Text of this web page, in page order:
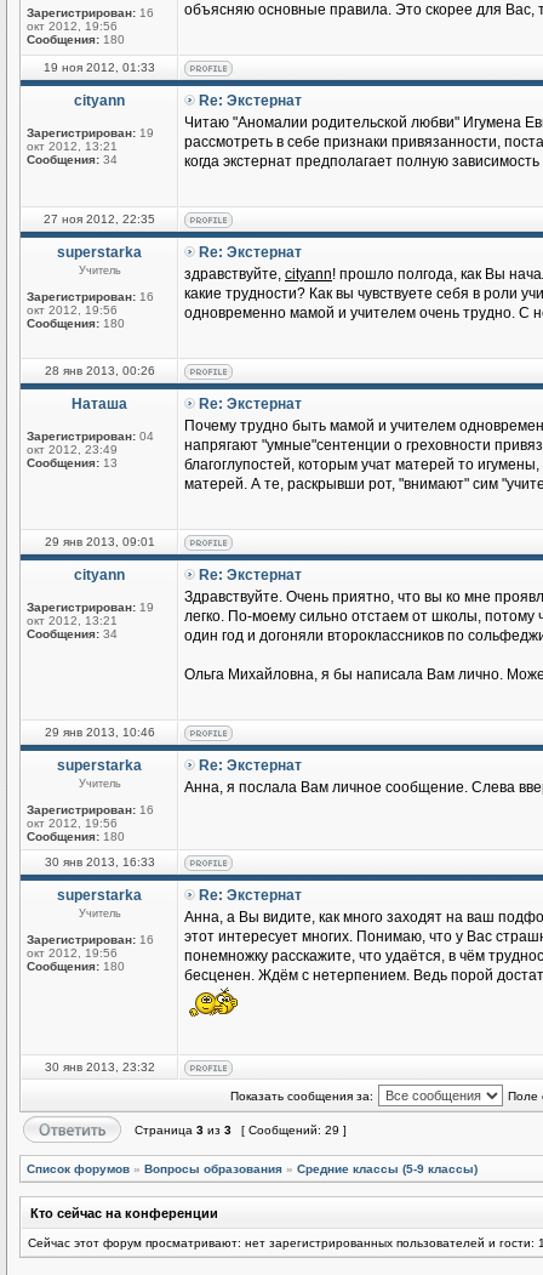
Зарегистрирован: 16
окт 2012, 19:56
Сообщения: 180
объясняю основные правила. Это скорее для Вас,
19 ноя 2012, 01:33
cityann
Зарегистрирован: 19
окт 2012, 13:21
Сообщения: 34
Re: Экстернат
Читаю "Аномалии родительской любви" Игумена
рассмотреть в себе признаки привязанности,
когда экстернат предполагает полную
27 ноя 2012, 22:35
superstarka
Учитель
Зарегистрирован: 16
окт 2012, 19:56
Сообщения: 180
Re: Экстернат
здравствуйте, cityann! прошло полгода, как Вы
какие трудности? Как вы чувствуете себя в роли
одновременно мамой и учителем очень трудно. С
28 янв 2013, 00:26
Наташа
Зарегистрирован: 04
окт 2012, 23:49
Сообщения: 13
Re: Экстернат
Почему трудно быть мамой и учителем
напрягают "умные"сентенции о греховности
благоглупостей, которым учат матерей то
матерей. А те, раскрывши рот, "внимают" сим
29 янв 2013, 09:01
cityann
Зарегистрирован: 19
окт 2012, 13:21
Сообщения: 34
Re: Экстернат
Здравствуйте. Очень приятно, что вы ко мне
легко. По-моему сильно отстаем от школы, потому
один год и догоняли второклассников по
Ольга Михайловна, я бы написала Вам лично.
29 янв 2013, 10:46
superstarka
Учитель
Зарегистрирован: 16
окт 2012, 19:56
Сообщения: 180
Re: Экстернат
Анна, я послала Вам личное сообщение. Слева
30 янв 2013, 16:33
superstarka
Учитель
Зарегистрирован: 16
окт 2012, 19:56
Сообщения: 180
Re: Экстернат
Анна, а Вы видите, как много заходят на ваш
этот интересует многих. Понимаю, что у Вас
понемножку расскажите, что удаётся, в чём
бесценен. Ждём с нетерпением. Ведь порой
30 янв 2013, 23:32
Показать сообщения за: Поле
Страница 3 из 3 [ Сообщений: 29 ]
Список форумов » Вопросы образования » Средние классы (5-9 классы)
Кто сейчас на конференции
Сейчас этот форум просматривают: нет зарегистрированных пользователей и гости: